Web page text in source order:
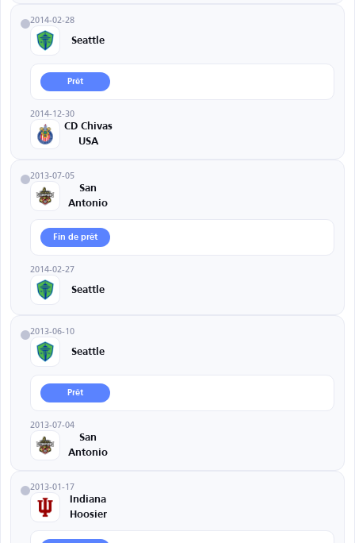
2014-02-28
Seattle
Prêt
2014-12-30
CD Chivas
USA
2013-07-05
San
Antonio
Fin de prêt
2014-02-27
Seattle
2013-06-10
Seattle
Prêt
2013-07-04
San
Antonio
2013-01-17
Indiana
Hoosier